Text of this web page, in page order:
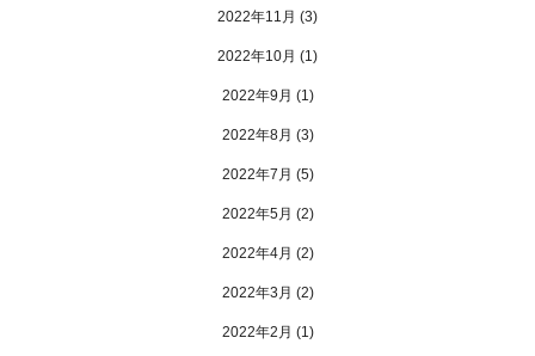
2022年11月 (3)
2022年10月 (1)
2022年9月 (1)
2022年8月 (3)
2022年7月 (5)
2022年5月 (2)
2022年4月 (2)
2022年3月 (2)
2022年2月 (1)